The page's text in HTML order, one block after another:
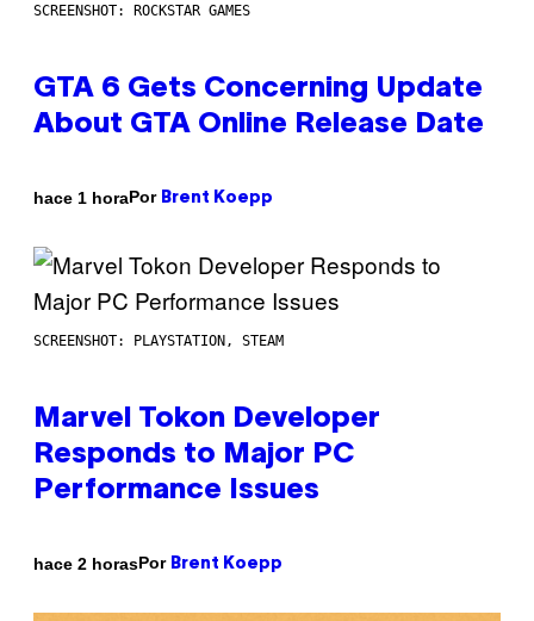
SCREENSHOT: ROCKSTAR GAMES
GTA 6 Gets Concerning Update
About GTA Online Release Date
hace 1 horaPor Brent Koepp
SCREENSHOT: PLAYSTATION, STEAM
Marvel Tokon Developer
Responds to Major PC
Performance Issues
hace 2 horasPor Brent Koepp